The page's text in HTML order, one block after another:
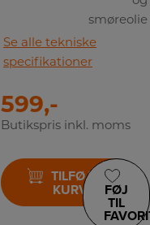
smøreolie
Se alle tekniske
specifikationer
599,-
Butikspris inkl. moms
TILFØJ TIL
KURV
FØJ
TIL